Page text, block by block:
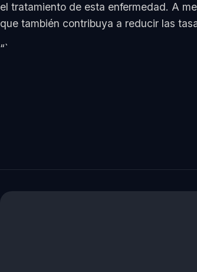
el tratamiento de esta enfermedad. A
que también contribuya a reducir las
“`